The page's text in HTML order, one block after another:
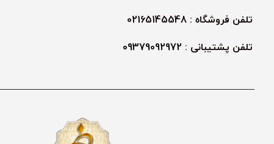
تلفن فروشگاه : 02165145548
تلفن پشتیبانی : 09379092972